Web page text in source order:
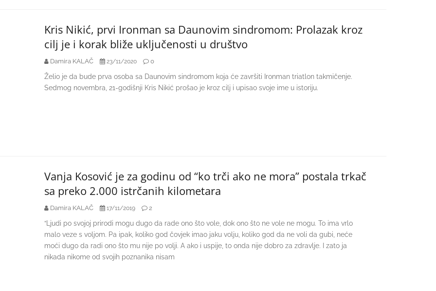
Kris Nikić, prvi Ironman sa Daunovim sindromom: Prolazak kroz
cilj je i korak bliže uključenosti u društvo
Damira KALAČ 23/11/2020 0
Želio je da bude prva osoba sa Daunovim sindromom koja će završiti Ironman triatlon takmičenje.
Sedmog novembra, 21-godišnji Kris Nikić prošao je kroz cilj i upisao svoje ime u istoriju.
Vanja Kosović je za godinu od “ko trči ako ne mora” postala trkač
sa preko 2.000 istrčanih kilometara
Damira KALAČ 17/11/2019 2
“Ljudi po svojoj prirodi mogu dugo da rade ono što vole, dok ono što ne vole ne mogu. To ima vrlo
malo veze s voljom. Pa ipak, koliko god čovjek imao jaku volju, koliko god da ne voli da gubi, neće
moći dugo da radi ono što mu nije po volji. A ako i uspije, to onda nije dobro za zdravlje. I zato ja
nikada nikome od svojih poznanika nisam